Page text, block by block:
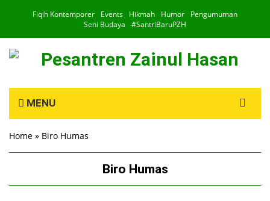
Fiqih Kontemporer Events Hikmah Humor
Pengumuman
Seni Budaya
#SantriBaruPZH
MENU
Home » Biro Humas
Biro Humas